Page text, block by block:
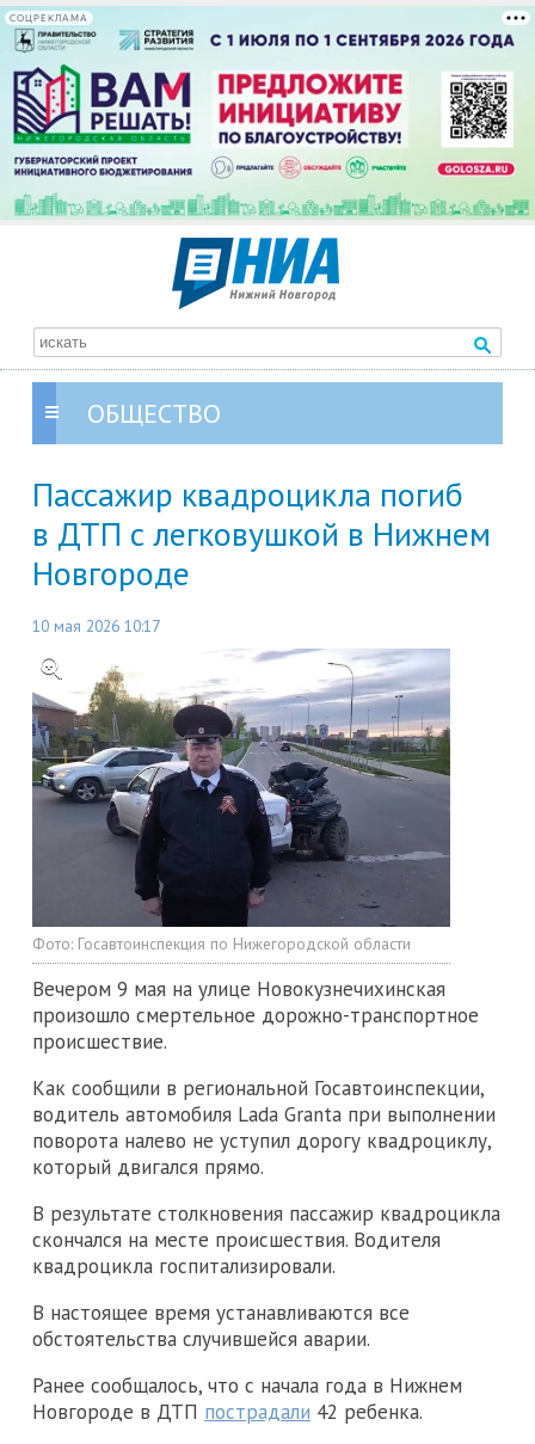
СОЦРЕКЛАМА
ОБЩЕСТВО
Пассажир квадроцикла погиб
в ДТП с легковушкой в Нижнем
Новгороде
10 мая 2026 10:17
Фото: Госавтоинспекция по Нижегородской области
Вечером 9 мая на улице Новокузнечихинская
произошло смертельное дорожно-транспортное
происшествие.
Как сообщили в региональной Госавтоинспекции,
водитель автомобиля Lada Granta при выполнении
поворота налево не уступил дорогу квадроциклу,
который двигался прямо.
В результате столкновения пассажир квадроцикла
скончался на месте происшествия. Водителя
квадроцикла госпитализировали.
В настоящее время устанавливаются все
обстоятельства случившейся аварии.
Ранее сообщалось, что с начала года в Нижнем
Новгороде в ДТП пострадали 42 ребенка.